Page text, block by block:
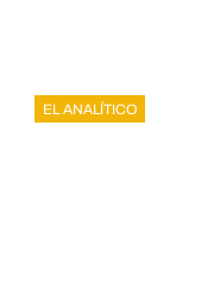
EL ANALÍTICO